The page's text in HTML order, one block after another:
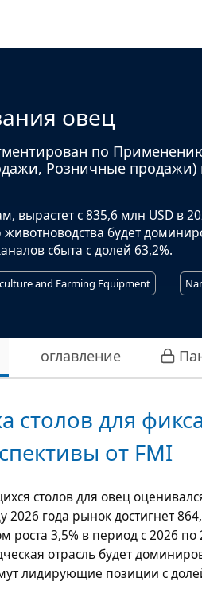
овец
по
Розничные продажи)
с 835,6 млн USD в
будет
сбыта с долей 63,2%.
and Farming Equipment
оглавление
столов для
от FMI
столов для овец
2026 года рынок достигнет
роста 3,5% в период с 2026 по
отрасль будет
лидирующие позиции с